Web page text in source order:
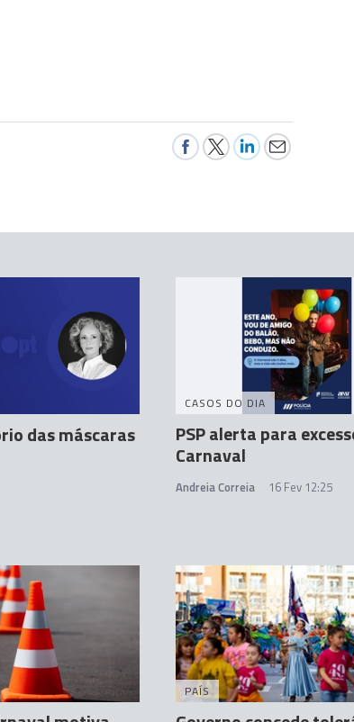
das máscaras
CASOS DO DIA
PSP alerta para
Carnaval
Andreia Correia 16 Fev 12:25
PAÍS